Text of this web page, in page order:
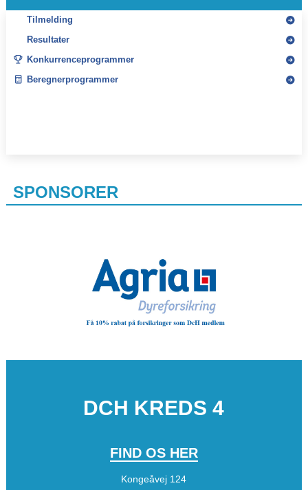
Tilmelding
Resultater
Konkurrenceprogrammer
Beregnerprogrammer
SPONSORER
DCH KREDS 4
FIND OS HER
Kongeåvej 124